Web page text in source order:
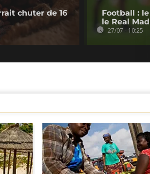
chuter de 16
Football :
le Real
27/07 - 10:25